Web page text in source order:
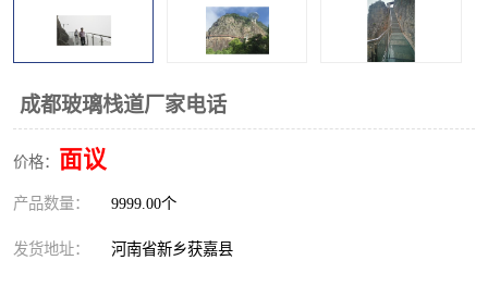
成都玻璃栈道厂家电话
价格： 面议
产品数量： 9999.00个
发货地址： 河南省新乡获嘉县
拓展器材 丛林穿越设备
玻璃栈道